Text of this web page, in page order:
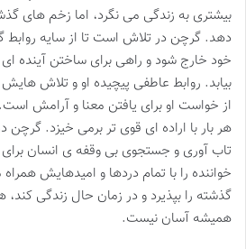
بیشتری به زندگی می نگرد، اما زخم های
دهد. گرچن در تلاش است تا از سایه روابط
خود خارج شود و راهی برای ساختن آینده ای
بیابد. روابط عاطفی پیچیده او و تلاش
از خواست او برای یافتن معنا و آرامش
هر بار با اراده ای قوی تر برمی خیزد. گرچن
تاب آوری و جستجوی بی وقفه ی انسان
خواننده را با تمام دردها و امیدهایش
گذشته را بپذیرد و در زمان حال زندگی
همیشه آسان نیست.